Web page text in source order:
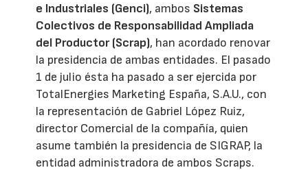
e Industriales (Genci), ambos Sistemas
Colectivos de Responsabilidad Ampliada
del Productor (Scrap), han acordado renovar
la presidencia de ambas entidades. El pasado
1 de julio ésta ha pasado a ser ejercida por
TotalEnergies Marketing España, S.A.U., con
la representación de Gabriel López Ruiz,
director Comercial de la compañía, quien
asume también la presidencia de SIGRAP, la
entidad administradora de ambos Scraps.